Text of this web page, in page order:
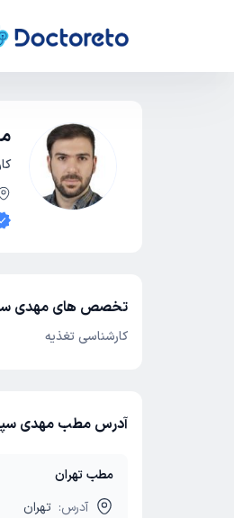
تخصص های مهدی
کارشناسی تغذیه
آدرس مطب مهدی
مطب تهران
آدرس: تهران